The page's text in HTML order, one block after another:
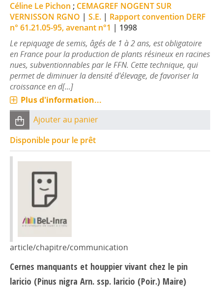
Céline Le Pichon ; CEMAGREF NOGENT SUR
VERNISSON RGNO | S.E. | Rapport convention DERF
n° 61.21.05-95, avenant n°1 | 1998
Le repiquage de semis, âgés de 1 à 2 ans, est obligatoire
en France pour la production de plants résineux en racines
nues, subventionnables par le FFN. Cette technique, qui
permet de diminuer la densité d'élevage, de favoriser la
croissance en d[...]
Plus d'information...
Ajouter au panier
Disponible pour le prêt
article/chapitre/communication
Cernes manquants et houppier vivant chez le pin
laricio (Pinus nigra Arn. ssp. laricio (Poir.) Maire)